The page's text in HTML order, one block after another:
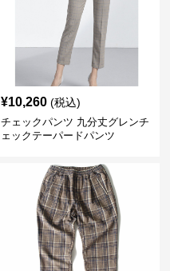
¥10,260 (税込)
チェックパンツ 九分丈グレンチ
ェックテーパードパンツ